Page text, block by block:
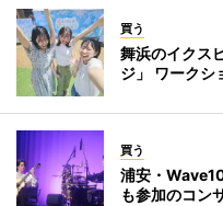
買う
舞浜のイクス
ジ」 ワークシ
買う
浦安・
も参加のコン